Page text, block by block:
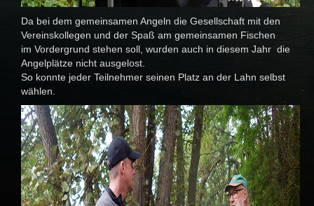
Da bei dem gemeinsamen Angeln die Gesellschaft mit den
Vereinskollegen und der Spaß am gemeinsamen Fischen
im Vordergrund stehen soll, wurden auch in diesem Jahr die
Angelplätze nicht ausgelost.
So konnte jeder Teilnehmer seinen Platz an der Lahn selbst
wählen.